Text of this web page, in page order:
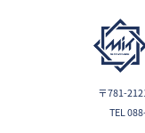
〒781-
TEL